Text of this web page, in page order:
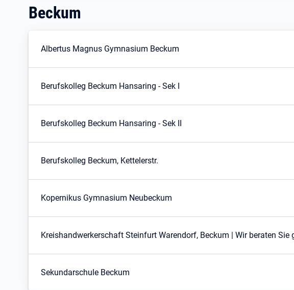
Beckum
Albertus Magnus Gymnasium Beckum
Berufskolleg Beckum Hansaring - Sek I
Berufskolleg Beckum Hansaring - Sek II
Berufskolleg Beckum, Kettelerstr.
Kopernikus Gymnasium Neubeckum
Kreishandwerkerschaft Steinfurt Warendorf, Beckum | Wir beraten Sie
Sekundarschule Beckum